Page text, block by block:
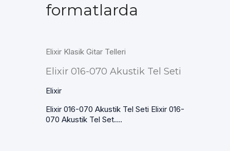
formatlarda
Elixir Klasik Gitar Telleri
Elixir 016-070 Akustik Tel Seti
Elixir
Elixir 016-070 Akustik Tel Seti Elixir 016-
070 Akustik Tel Set....